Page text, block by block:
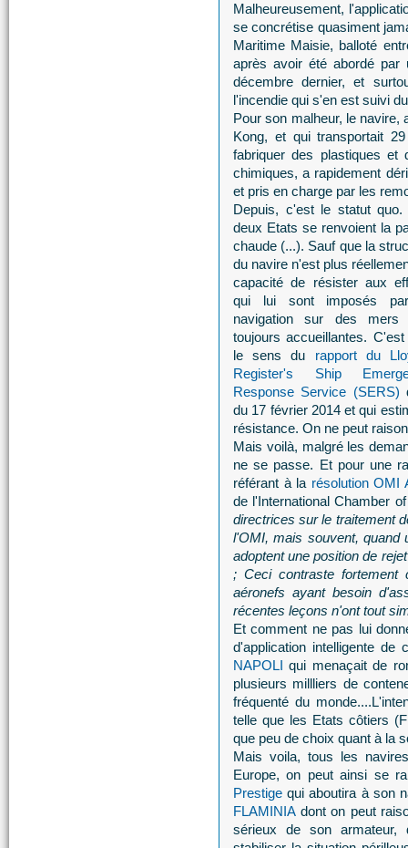
Malheureusement,
se concrétise quasiment
Maritime Maisie, balloté
après avoir été abordé
décembre dernier, et
l'incendie qui s'en est suivi
Pour son malheur, le navire,
Kong, et qui transportait
fabriquer des plastiques et
chimiques, a rapidement
et pris en charge par les
Depuis, c'est le statut quo.
deux Etats se renvoient la
chaude (...). Sauf que la
du navire n'est plus
capacité de résister aux
qui lui sont imposés
navigation sur des mers
toujours accueillantes. C'est
le sens du rapport du
Register's Ship
Response Service (SERS)
du 17 février 2014 et qui
résistance. On ne peut
Mais voilà, malgré les
ne se passe. Et pour une
référant à la résolution OMI
de l'International Chamber
directrices sur le traitement
l'OMI, mais souvent, quand
adoptent une position de
; Ceci contraste
aéronefs ayant besoin
récentes leçons n'ont tout
Et comment ne pas lui
d'application intelligente
NAPOLI qui menaçait de
plusieurs millliers de
fréquenté du
telle que les Etats côtiers
que peu de choix quant à la
Mais voila, tous les
Europe, on peut ainsi se
Prestige qui aboutira à son
FLAMINIAdont on peut
sérieux de son